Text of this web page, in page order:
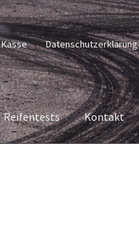
Kasse Datenschutzerklärung
Reifentests Kontakt